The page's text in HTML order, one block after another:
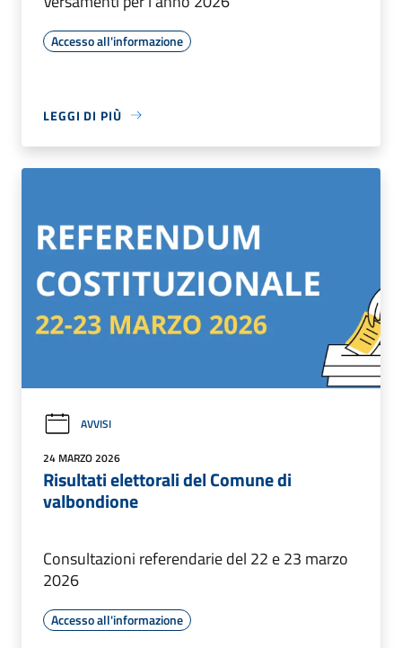
Accesso all'informazione
LEGGI DI PIÙ
AVVISI
24 MARZO 2026
Risultati elettorali del Comune di
valbondione
Consultazioni referendarie del 22 e 23 marzo
2026
Accesso all'informazione